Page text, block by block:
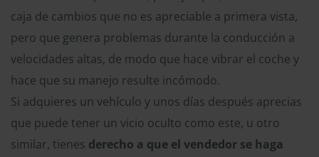
caja de cambios que no es apreciable a primera vista,
pero que genera problemas durante la conducción a
velocidades altas, de modo que hace vibrar el coche y
hace que su manejo resulte incómodo.
Si adquieres un vehículo y unos días después aprecias
que puede tener un vicio oculto como este, u otro
similar, tienes derecho a que el vendedor se haga